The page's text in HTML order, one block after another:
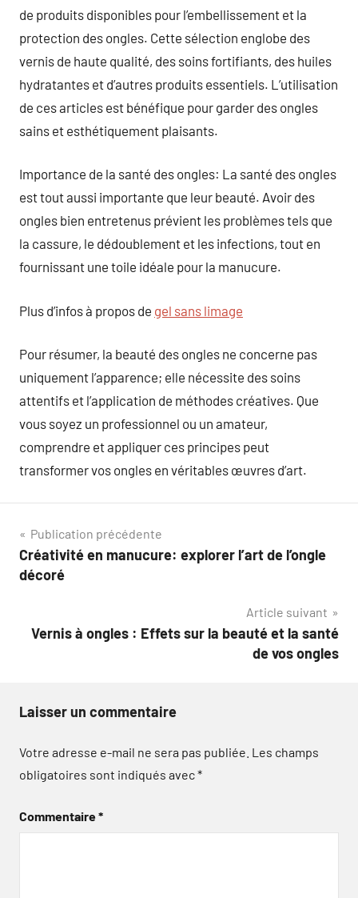
de produits disponibles pour l’embellissement et la
protection des ongles. Cette sélection englobe des
vernis de haute qualité, des soins fortifiants, des huiles
hydratantes et d’autres produits essentiels. L’utilisation
de ces articles est bénéfique pour garder des ongles
sains et esthétiquement plaisants.
Importance de la santé des ongles: La santé des ongles
est tout aussi importante que leur beauté. Avoir des
ongles bien entretenus prévient les problèmes tels que
la cassure, le dédoublement et les infections, tout en
fournissant une toile idéale pour la manucure.
Plus d’infos à propos de gel sans limage
Pour résumer, la beauté des ongles ne concerne pas
uniquement l’apparence; elle nécessite des soins
attentifs et l’application de méthodes créatives. Que
vous soyez un professionnel ou un amateur,
comprendre et appliquer ces principes peut
transformer vos ongles en véritables œuvres d’art.
Navigation
de
Publication précédente
Créativité en manucure: explorer l’art de l’ongle
décoré
Article suivant
Vernis à ongles : Effets sur la beauté et la santé
de vos ongles
Laisser un commentaire
Votre adresse e-mail ne sera pas publiée. Les champs
obligatoires sont indiqués avec*
Commentaire*